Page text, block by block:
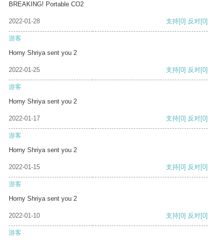
BREAKING! Portable CO2
2022-01-28 支持[0] 反对[0]
游客
Horny Shriya sent you 2
2022-01-25 支持[0] 反对[0]
游客
Horny Shriya sent you 2
2022-01-17 支持[0] 反对[0]
游客
Horny Shriya sent you 2
2022-01-15 支持[0] 反对[0]
游客
Horny Shriya sent you 2
2022-01-10 支持[0] 反对[0]
游客